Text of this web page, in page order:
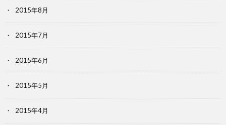
2015年8月
2015年7月
2015年6月
2015年5月
2015年4月